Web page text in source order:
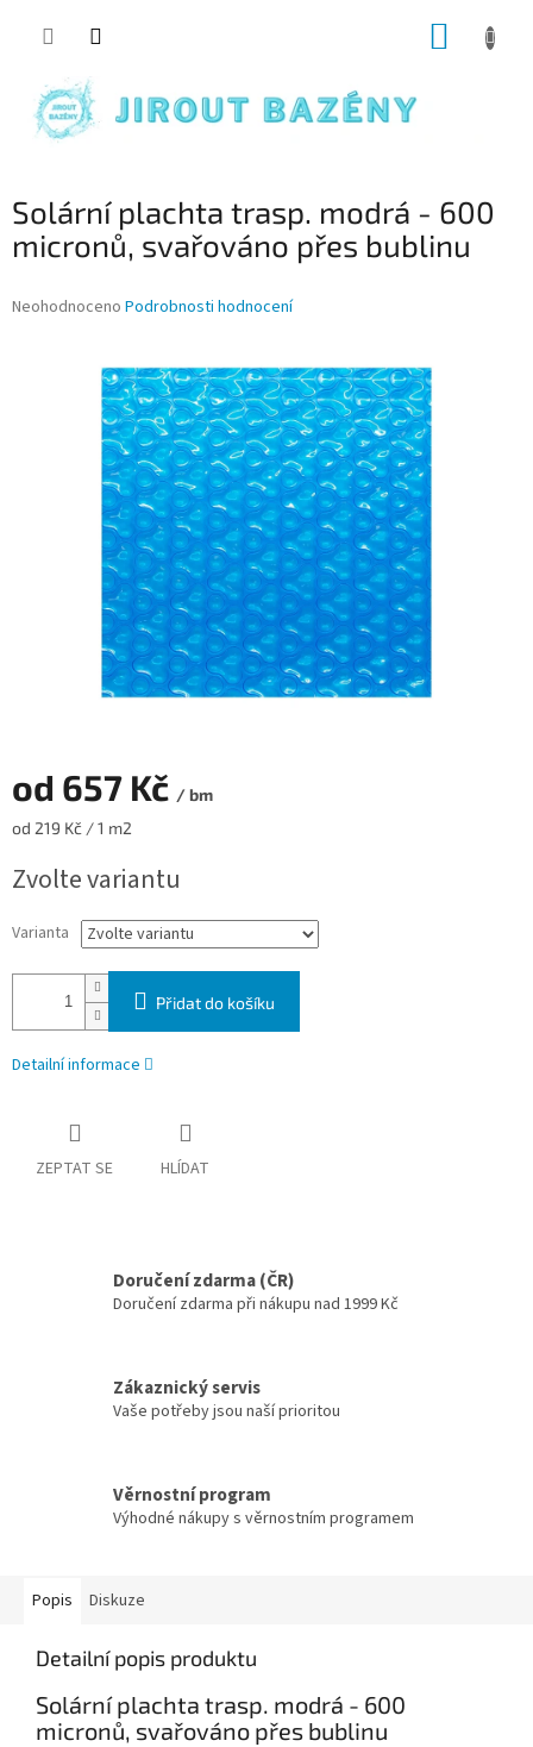
Solární plachta trasp. modrá - 600
micronů, svařováno přes bublinu
Průměrné hodnocení produktu je 0,0 z 5 hvězdiček.
Neohodnoceno Podrobnosti hodnocení
od 657 Kč / bm
Měrná cena:
od 219 Kč / 1 m2
Zvolte variantu
Varianta
Přidat do košíku
Detailní informace
ZEPTAT SE HLÍDAT
Doručení zdarma (ČR)
Doručení zdarma při nákupu nad 1999 Kč
Zákaznický servis
Vaše potřeby jsou naší prioritou
Věrnostní program
Výhodné nákupy s věrnostním programem
Popis Diskuze
Detailní popis produktu
Solární plachta trasp. modrá - 600
micronů, svařováno přes bublinu